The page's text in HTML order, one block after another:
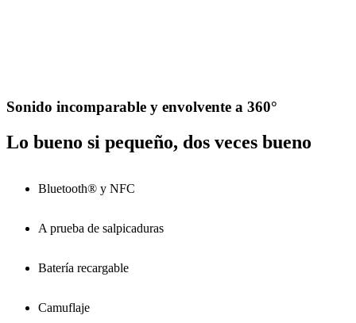
Sonido incomparable y envolvente a 360°
Lo bueno si pequeño, dos veces bueno
Bluetooth® y NFC
A prueba de salpicaduras
Batería recargable
Camuflaje